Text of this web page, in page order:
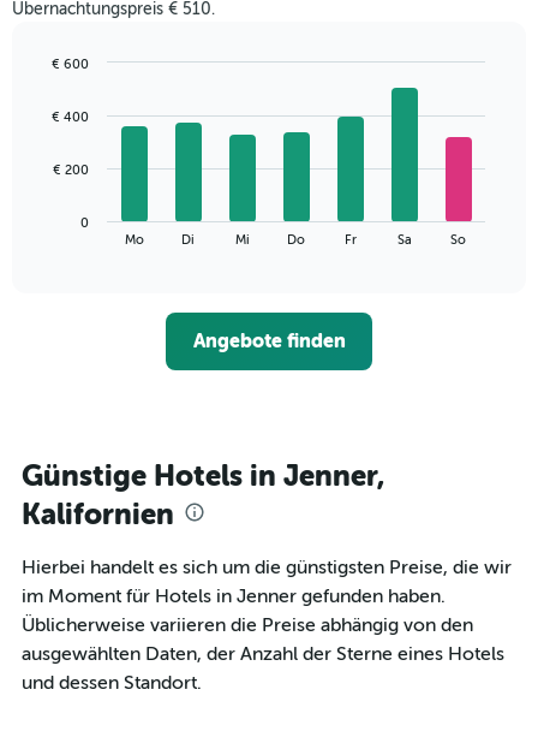
an.
Diagramm
X-
die
Monate
Zimmerpreis
Übernachtungspreis € 510.
with
bars.
folgende
durchschnittlichen
jeweiligen
Wochentag.
Das
Diagramm
1
X-
Achse,
die
Wochentage
Mo Di Mi Do Fr Sa So
0
€ 200
€ 400
€ 600
Angebote finden
Günstige Hotels in Jenner,
Kalifornien
Hierbei handelt es sich um die günstigsten Preise, die wir
im Moment für Hotels in Jenner gefunden haben.
Üblicherweise variieren die Preise abhängig von den
ausgewählten Daten, der Anzahl der Sterne eines Hotels
und dessen Standort.